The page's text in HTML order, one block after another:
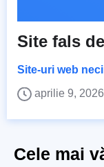
Site fals
Site-uri web
aprilie 9, 2026
Cele mai